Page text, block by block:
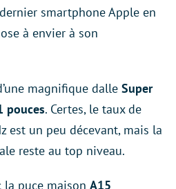
smartphone Apple en
à envier à son
magnifique dalle Super
pouces. Certes, le taux de
est un peu décevant, mais la
reste au top niveau.
la puce maison A15